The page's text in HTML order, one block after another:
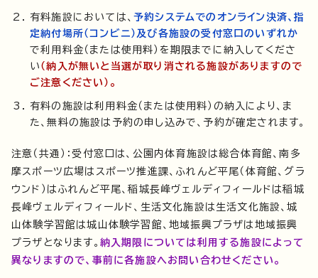
有料施設においては、 予約システムでのオンライン決済、指
定納付場所（コンビニ）及び各施設の受付窓口のいずれか
で利用料金（または使用料）を期限までに納入してくださ
い （納入が無いと当選が取り消される施設がありますので
ご注意ください）。
有料の施設は利用料金（または使用料）の納入により、ま
た、無料の施設は予約の申し込みで、予約が確定されます。
注意（共通）：受付窓口は、公園内体育施設は総合体育館、南多
摩スポーツ広場はスポーツ推進課、ふれんど平尾（体育館、グラ
ウンド）はふれんど平尾、稲城長峰ヴェルディフィールドは稲城
長峰ヴェルディフィールド、生活文化施設は生活文化施設、城
山体験学習館は城山体験学習館、地域振興プラザは地域振興
プラザとなります。 納入期限については利用する施設によって
異なりますので、事前に各施設へお問い合わせください。